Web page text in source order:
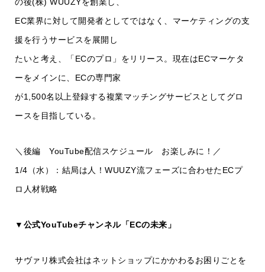
EC業界に対して開発者としてではなく、マーケティングの支
援を行うサービスを展開し
たいと考え、「ECのプロ」をリリース。現在はECマーケタ
ーをメインに、ECの専門家
が1,500名以上登録する複業マッチングサービスとしてグロ
ースを目指している。
＼後編 YouTube配信スケジュール お楽しみに！／
1/4（水）：結局は人！WUUZY流フェーズに合わせたECプ
ロ人材戦略
▼公式YouTubeチャンネル「ECの未来」
サヴァリ株式会社はネットショップにかかわるお困りごとを